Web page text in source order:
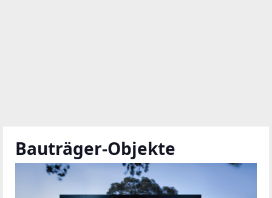
Bauträger-Objekte